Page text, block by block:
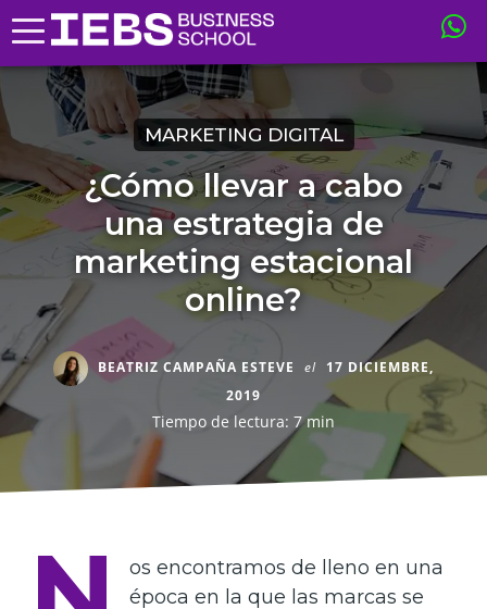
MARKETING DIGITAL
¿Cómo llevar a cabo
una estrategia de
marketing estacional
online?
BEATRIZ CAMPAÑA ESTEVE el
17 DICIEMBRE,
2019
Tiempo de lectura: 7 min
os encontramos de lleno en una
época en la que las marcas se